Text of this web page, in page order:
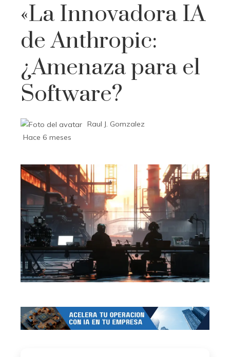
«La Innovadora IA
de Anthropic:
¿Amenaza para el
Software?
Raul J. Gomzalez
Hace 6 meses